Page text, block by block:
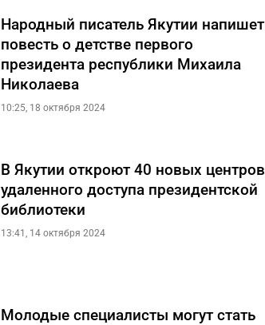
Народный писатель Якутии напишет
повесть о детстве первого
президента республики Михаила
Николаева
10:25, 18 октября 2024
В Якутии откроют 40 новых центров
удаленного доступа президентской
библиотеки
13:41, 14 октября 2024
Молодые специалисты могут стать